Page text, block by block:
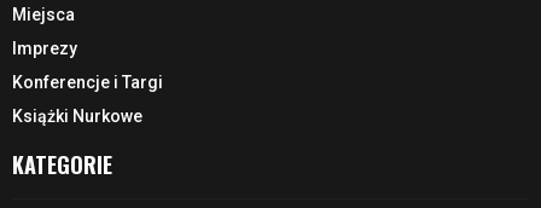
Miejsca
Imprezy
Konferencje i Targi
Książki Nurkowe
KATEGORIE